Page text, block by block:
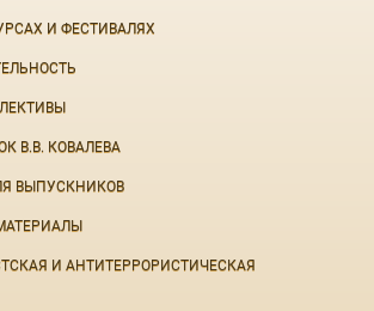
И ФЕСТИВАЛЯХ
В.В. КОВАЛЕВА
ВЫПУСКНИКОВ
И АНТИТЕРРОРИСТИЧЕСКАЯ